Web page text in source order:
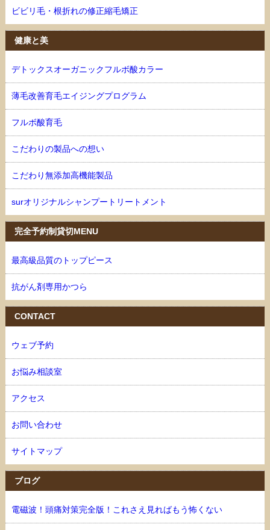
ビビリ毛・根折れの修正縮毛矯正
健康と美
デトックスオーガニックフルボ酸カラー
薄毛改善育毛エイジングプログラム
フルボ酸育毛
こだわりの製品への想い
こだわり無添加高機能製品
surオリジナルシャンプートリートメント
完全予約制貸切MENU
最高級品質のトップピース
抗がん剤専用かつら
CONTACT
ウェブ予約
お悩み相談室
アクセス
お問い合わせ
サイトマップ
ブログ
電磁波！頭痛対策完全版！これさえ見ればもう怖くない